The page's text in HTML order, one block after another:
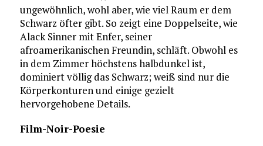
ungewöhnlich, wohl aber, wie viel Raum er dem
Schwarz öfter gibt. So zeigt eine Doppelseite, wie
Alack Sinner mit Enfer, seiner
afroamerikanischen Freundin, schläft. Obwohl es
in dem Zimmer höchstens halbdunkel ist,
dominiert völlig das Schwarz; weiß sind nur die
Körperkonturen und einige gezielt
hervorgehobene Details.
Film-Noir-Poesie